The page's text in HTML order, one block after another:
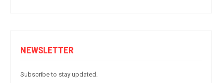
NEWSLETTER
Subscribe to stay updated.